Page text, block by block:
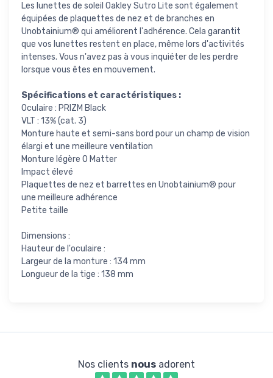
Les lunettes de soleil Oakley Sutro Lite sont également
équipées de plaquettes de nez et de branches en
Unobtainium® qui améliorent l'adhérence. Cela garantit
que vos lunettes restent en place, même lors d'activités
intenses. Vous n'avez pas à vous inquiéter de les perdre
lorsque vous êtes en mouvement.
Spécifications et caractéristiques :
Oculaire : PRIZM Black
VLT : 13% (cat. 3)
Monture haute et semi-sans bord pour un champ de vision
élargi et une meilleure ventilation
Monture légère O Matter
Impact élevé
Plaquettes de nez et barrettes en Unobtainium® pour
une meilleure adhérence
Petite taille
Dimensions :
Hauteur de l'oculaire :
Largeur de la monture : 134 mm
Longueur de la tige : 138 mm
Nos clients nous adorent